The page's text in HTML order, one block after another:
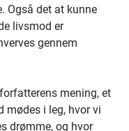
Også det at kunne
livsmod er
gennem
mening, et
mødes i leg, hvor vi
drømme, og hvor